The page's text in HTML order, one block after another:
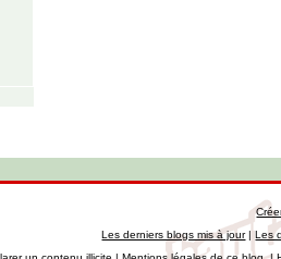
Les derniers blogs mis à jour|Les